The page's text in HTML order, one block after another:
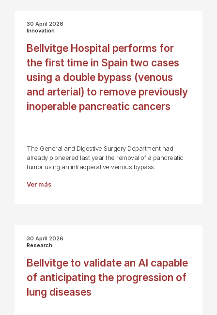
30 April 2026
Innovation
Bellvitge Hospital performs for
the first time in Spain two cases
using a double bypass (venous
and arterial) to remove previously
inoperable pancreatic cancers
The General and Digestive Surgery Department had
already pioneered last year the removal of a pancreatic
tumor using an intraoperative venous bypass.
Ver más
30 April 2026
Research
Bellvitge to validate an AI capable
of anticipating the progression of
lung diseases